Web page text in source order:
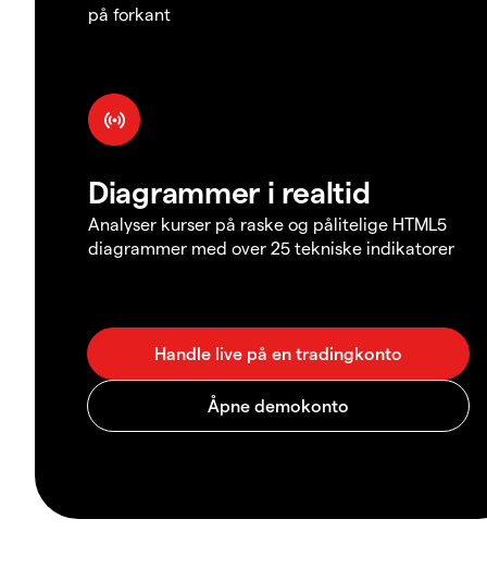
på forkant
Diagrammer i realtid
Analyser kurser på raske og pålitelige HTML5
diagrammer med over 25 tekniske indikatorer